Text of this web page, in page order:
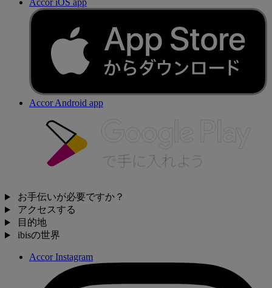
Accor iOS app
Accor Android app
お手伝いが必要ですか？
アクセスする
目的地
ibisの世界
Accor Instagram